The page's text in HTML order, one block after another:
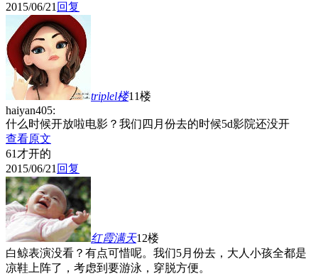
2015/06/21回复
triplel楼11楼
haiyan405:
什么时候开放啦电影？我们四月份去的时候5d影院还没开
查看原文
61才开的
2015/06/21回复
红霞满天12楼
白鲸表演没看？有点可惜呢。我们5月份去，大人小孩全都是
凉鞋上阵了，考虑到要游泳，穿脱方便。